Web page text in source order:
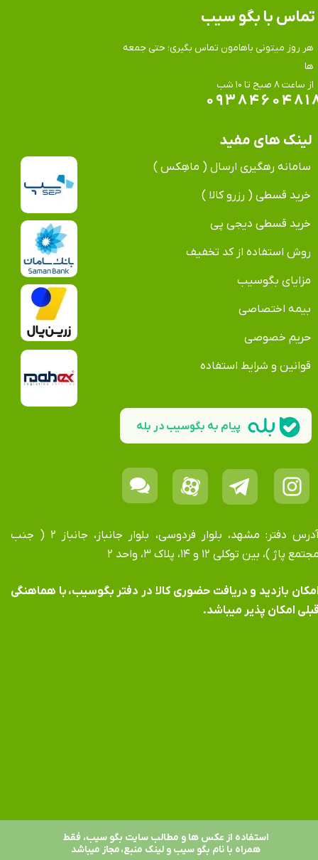
هر روز میتونی باهامون تماس بگیری؛ حتی جمعه
ها
​​​​​​​از ساعت ۸ صبح تا ۱۰ شب
تماس​​​​​​​ با بگو سیب
لینک های مفید
سامانه رهگیری ارسال ( ماهِکس )
خرید قسطی ( رزرو کالا )
خرید قسطی دیجی پی
روش استفاده از کد تخفیف
مزایای بگوسیب
بیمه اختصاصی
حریم خصوصی
قوانین و شرایط استفاده
آدرس دفتر: مشهد، بلوار فردوسی، بلوار جانباز، جانباز ۲ ( جنب
پاژ )، بین توکلی ۱۲ و ۱۴، پلاک ۳، واحد ۲
بازدید و دریافت حضوری کالا در دفتر بگوسیب، با هماهنگی
امکان پذیر میباشد.
پیام به بگوسیب در بله
استفاده از عکس ها و مطالب سایت بگو سیب، فقط
همراه با نام بگو سیب و لینک منبع، مجاز میباشد